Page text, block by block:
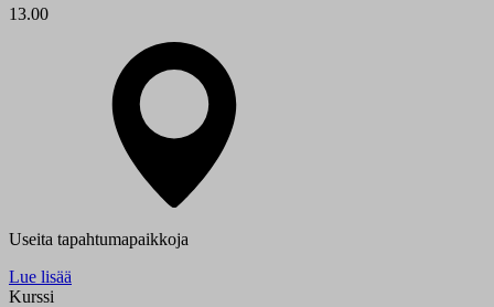
13.00
Useita tapahtumapaikkoja
Lue lisää
Kurssi